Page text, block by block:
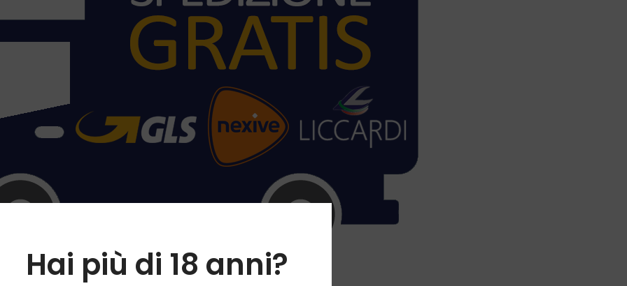
Hai più di 18 anni?